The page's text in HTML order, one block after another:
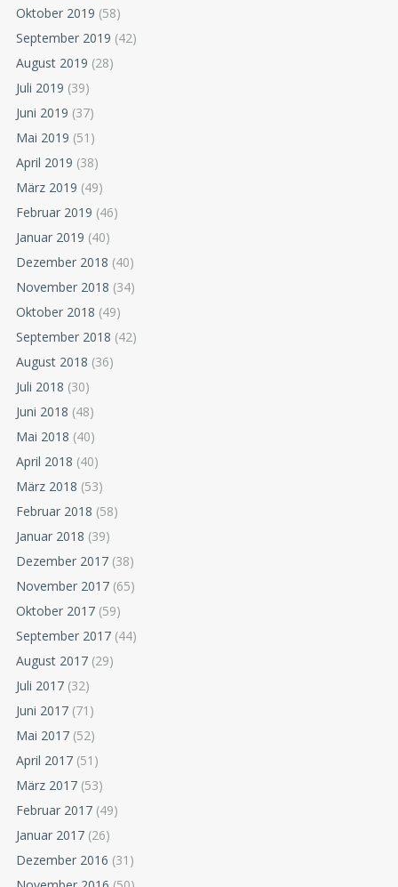
Oktober 2019 (58)
September 2019 (42)
August 2019 (28)
Juli 2019 (39)
Juni 2019 (37)
Mai 2019 (51)
April 2019 (38)
März 2019 (49)
Februar 2019 (46)
Januar 2019 (40)
Dezember 2018 (40)
November 2018 (34)
Oktober 2018 (49)
September 2018 (42)
August 2018 (36)
Juli 2018 (30)
Juni 2018 (48)
Mai 2018 (40)
April 2018 (40)
März 2018 (53)
Februar 2018 (58)
Januar 2018 (39)
Dezember 2017 (38)
November 2017 (65)
Oktober 2017 (59)
September 2017 (44)
August 2017 (29)
Juli 2017 (32)
Juni 2017 (71)
Mai 2017 (52)
April 2017 (51)
März 2017 (53)
Februar 2017 (49)
Januar 2017 (26)
Dezember 2016 (31)